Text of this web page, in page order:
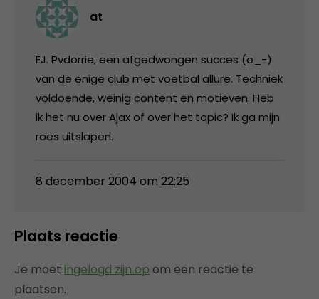
at
EJ. Pvdorrie, een afgedwongen succes (o_-)
van de enige club met voetbal allure. Techniek
voldoende, weinig content en motieven. Heb
ik het nu over Ajax of over het topic? Ik ga mijn
roes uitslapen.
8 december 2004 om 22:25
Plaats reactie
Je moet ingelogd zijn op om een reactie te
plaatsen.